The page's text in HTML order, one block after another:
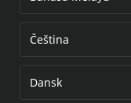
Čeština
Dansk